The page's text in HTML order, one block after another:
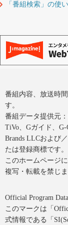
「番組検索」の使
番組内容、放送時
す。
番組データ提供元：
TiVo、Gガイド、
Brands LLCおよび
たは登録商標です。
このホームページ
複写・転載を禁じま
Official Program
このマークは「
式情報である「